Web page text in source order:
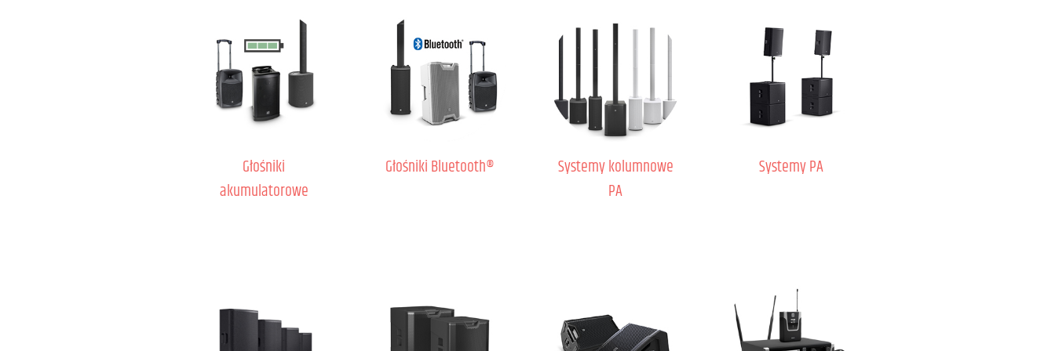
Głośniki
akumulatorowe
Głośniki Bluetooth®
Systemy kolumnowe
PA
Systemy PA